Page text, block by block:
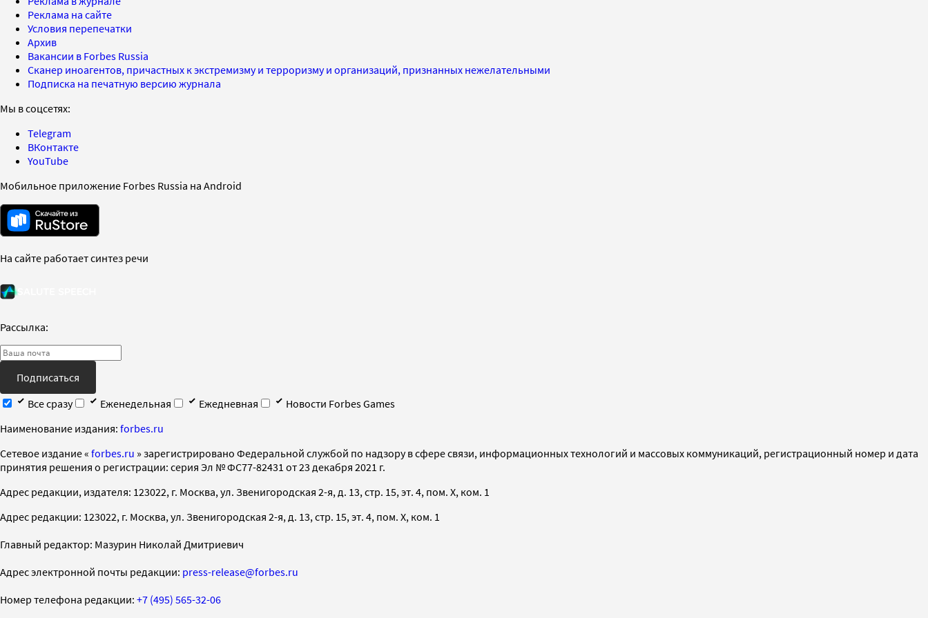
Реклама на сайте
Условия перепечатки
Архив
Вакансии в Forbes Russia
Сканер иноагентов, причастных к экстремизму и терроризму и организаций, признанных нежелательными
Подписка на печатную версию журнала
Мы в соцсетях:
Telegram
ВКонтакте
YouTube
Мобильное приложение Forbes Russia на Android
На сайте работает синтез речи
Рассылка:
Подписаться
Все сразу
Еженедельная Ежедневная
Новости Forbes Games
Наименование издания: forbes.ru
Cетевое издание « forbes.ru » зарегистрировано Федеральной службой по надзору в сфере связи, информационных технологий и массовых коммуникаций, регистрационный номер и дата
принятия решения о регистрации: серия Эл № ФС77-82431 от 23 декабря 2021 г.
Адрес редакции, издателя: 123022, г. Москва, ул. Звенигородская 2-я, д. 13, стр. 15, эт. 4, пом. X, ком. 1
Адрес редакции: 123022, г. Москва, ул. Звенигородская 2-я, д. 13, стр. 15, эт. 4, пом. X, ком. 1
Главный редактор: Мазурин Николай Дмитриевич
Адрес электронной почты редакции: press-release@forbes.ru
Номер телефона редакции: +7 (495) 565-32-06